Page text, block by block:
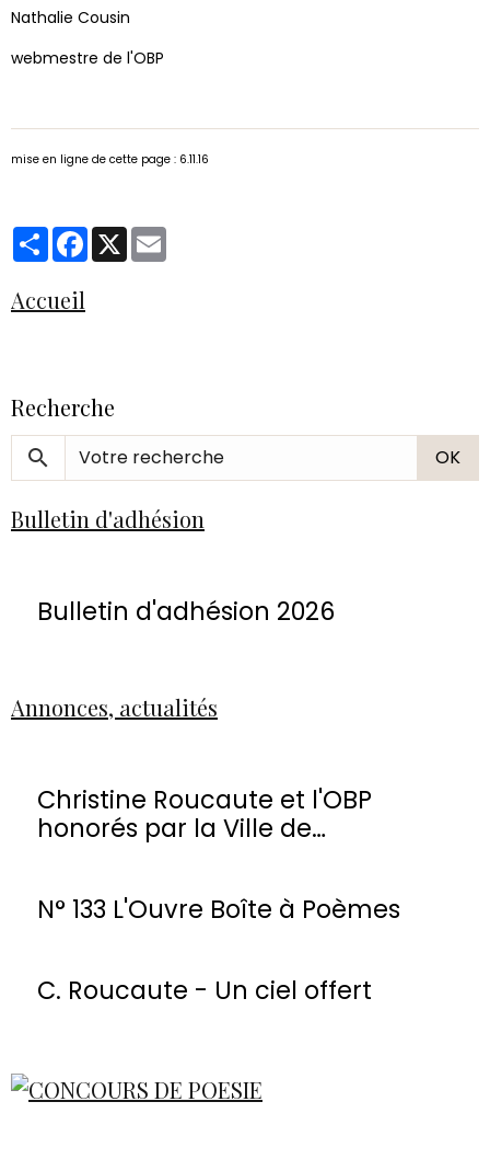
Nathalie Cousin
webmestre de l'OBP
mise en ligne de cette page : 6.11.16
PartagerFacebook
X
Accueil
Recherche
OK
Bulletin d'adhésion
Bulletin d'adhésion 2026
Annonces, actualités
Christine Roucaute et l'OBP
honorés par la Ville de
N° 133 L'Ouvre Boîte à Poèmes
C. Roucaute - Un ciel offert